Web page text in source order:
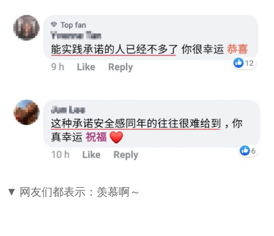
▼ 网友们都表示：羡慕啊～